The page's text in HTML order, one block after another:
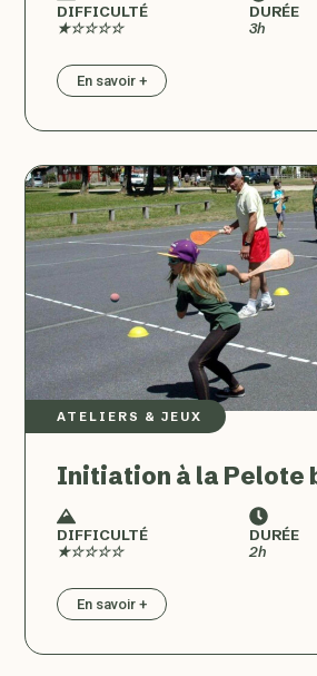
DIFFICULTÉ
★☆☆☆☆
DURÉE
3h
En savoir +
ATELIERS & JEUX
Initiation à la Pelote
DIFFICULTÉ
★☆☆☆☆
DURÉE
2h
En savoir +